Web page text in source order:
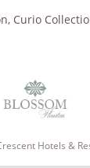
Curio
Hotels &